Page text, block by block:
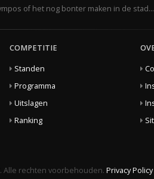
of het nog bonter maken in de stad...
COMPETITIE
Standen
Programma
Uitslagen
Ranking
Alle rechten voorbehouden. Privacy Policy